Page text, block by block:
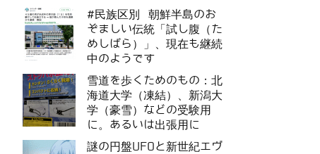
#民族区別 朝鮮半島のお
ぞましい伝統「試し腹（た
めしばら）」、現在も継続
中のようです
雪道を歩くためのもの：北
海道大学（凍結）、新潟大
学（豪雪）などの受験用
に。あるいは出張用に
謎の円盤UFOと新世紀エヴ